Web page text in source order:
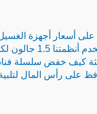
على رأس المال